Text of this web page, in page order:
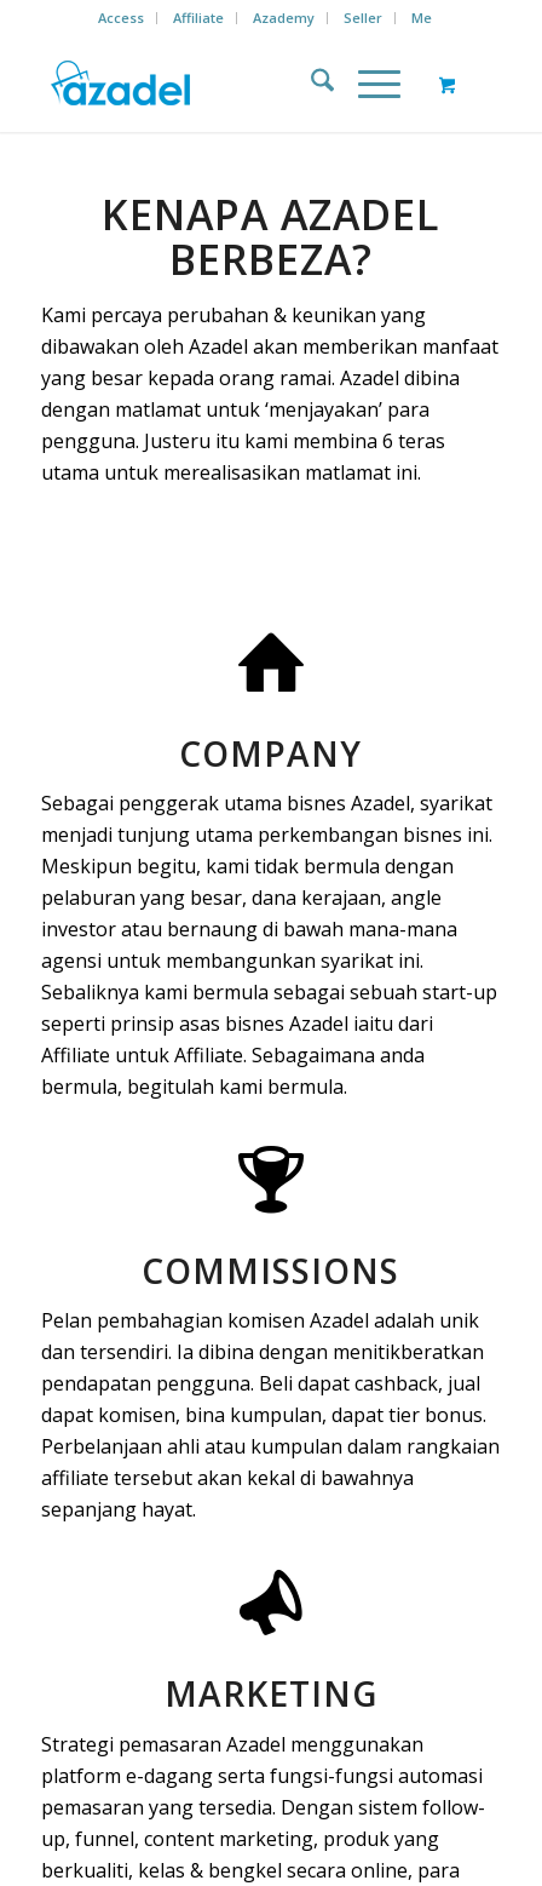
Access Affiliate Azademy Seller Me
KENAPA AZADEL
BERBEZA?
Kami percaya perubahan & keunikan yang
dibawakan oleh Azadel akan memberikan manfaat
yang besar kepada orang ramai. Azadel dibina
dengan matlamat untuk ‘menjayakan’ para
pengguna. Justeru itu kami membina 6 teras
utama untuk merealisasikan matlamat ini.
COMPANY
Sebagai penggerak utama bisnes Azadel, syarikat
menjadi tunjung utama perkembangan bisnes ini.
Meskipun begitu, kami tidak bermula dengan
pelaburan yang besar, dana kerajaan, angle
investor atau bernaung di bawah mana-mana
agensi untuk membangunkan syarikat ini.
Sebaliknya kami bermula sebagai sebuah start-up
seperti prinsip asas bisnes Azadel iaitu dari
Affiliate untuk Affiliate. Sebagaimana anda
bermula, begitulah kami bermula.
COMMISSIONS
Pelan pembahagian komisen Azadel adalah unik
dan tersendiri. Ia dibina dengan menitikberatkan
pendapatan pengguna. Beli dapat cashback, jual
dapat komisen, bina kumpulan, dapat tier bonus.
Perbelanjaan ahli atau kumpulan dalam rangkaian
affiliate tersebut akan kekal di bawahnya
sepanjang hayat.
MARKETING
Strategi pemasaran Azadel menggunakan
platform e-dagang serta fungsi-fungsi automasi
pemasaran yang tersedia. Dengan sistem follow-
up, funnel, content marketing, produk yang
berkualiti, kelas & bengkel secara online, para